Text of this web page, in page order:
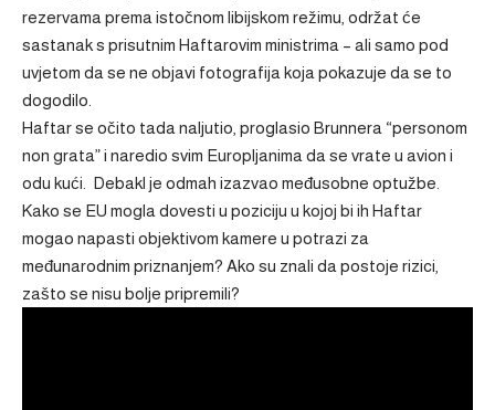
rezervama prema istočnom libijskom režimu, održat će
sastanak s prisutnim Haftarovim ministrima – ali samo pod
uvjetom da se ne objavi fotografija koja pokazuje da se to
dogodilo.
Haftar se očito tada naljutio, proglasio Brunnera “personom
non grata” i naredio svim Europljanima da se vrate u avion i
odu kući. Debakl je odmah izazvao međusobne optužbe.
Kako se EU mogla dovesti u poziciju u kojoj bi ih Haftar
mogao napasti objektivom kamere u potrazi za
međunarodnim priznanjem? Ako su znali da postoje rizici,
zašto se nisu bolje pripremili?